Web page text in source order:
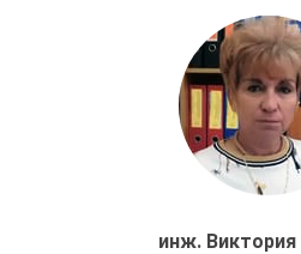
инж. Виктория